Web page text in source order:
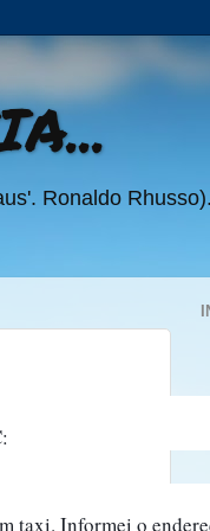
Ronaldo Rhusso).
taxi. Informei o